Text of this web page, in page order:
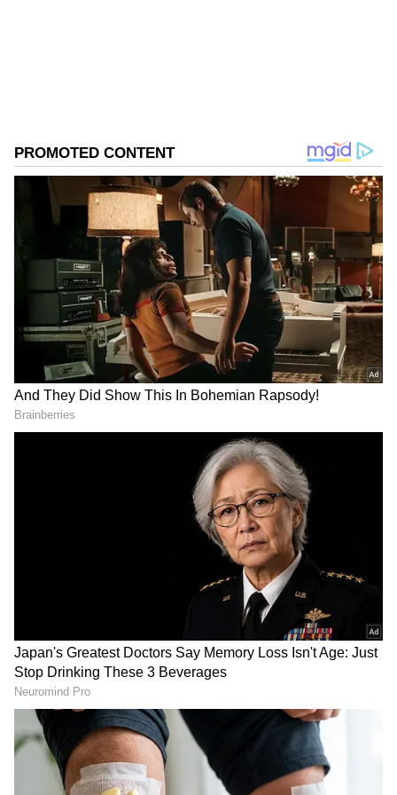
ಇಂದಿನಿಂದ ಬರುವ ಕೆಲವು ದಿನಗಳು ತುಲಾ ರಾಶಿಯವರ
ಹಿತದೃಷ್ಟಿಯಿಂದ ಇರುತ್ತವೆ. ವ್ಯಾಪಾರಸ್ಥರು ಮತ್ತು
ಅಂಗಡಿಯವರು ಹಳೆಯ ಹೂಡಿಕೆಗಳಿಂದ ಗಮನಾರ್ಹವಾಗಿ
ಲಾಭ ಪಡೆಯುತ್ತಾರೆ, ಇದು ಆರ್ಥಿಕ ಪರಿಸ್ಥಿತಿಯನ್ನು
ಬಲಪಡಿಸುತ್ತದೆ. ಉದ್ಯಮಿಯ ಹೊಸ ಒಪ್ಪಂದವು
ಪೂರ್ಣಗೊಳ್ಳುತ್ತದೆ, ಇದು ಲಾಭವನ್ನು ಹೆಚ್ಚಿಸುತ್ತದೆ. ಕೆಲಸ
ಮಾಡುವ ಜನರು ಶೀಘ್ರದಲ್ಲೇ ಬಡ್ತಿಯ ಒಳ್ಳೆಯ ಸುದ್ದಿಯನ್ನು
ಪಡೆಯಬಹುದು. ವಿದ್ಯಾರ್ಥಿಗಳು ಪರೀಕ್ಷೆಗಳಲ್ಲಿ ಅಪೇಕ್ಷಿತ
DOWNLOAD APP
RECOMMENDED STORIES